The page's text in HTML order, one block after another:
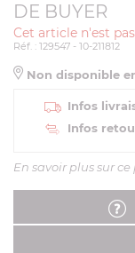
DE BUYER
Cet article n'est
Réf. : 129547 - 10-211812
Non disponible
Infos
Infos
En savoir plus sur